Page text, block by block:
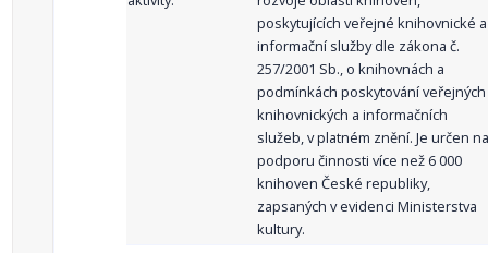
poskytujících veřejné knihovnické a
informační služby dle zákona č.
257/2001 Sb., o knihovnách a
podmínkách poskytování veřejných
knihovnických a informačních
služeb, v platném znění. Je určen na
podporu činnosti více než 6 000
knihoven České republiky,
zapsaných v evidenci Ministerstva
kultury.